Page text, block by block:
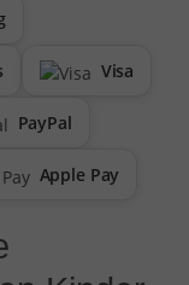
Visa
PayPal
Apple Pay